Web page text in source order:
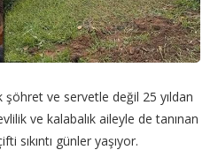
şöhret ve servetle değil 25 yıldan
ve kalabalık aileyle de tanınan
sıkıntı günler yaşıyor.